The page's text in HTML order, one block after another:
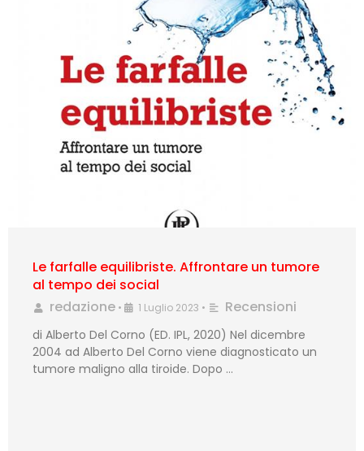
Le farfalle equilibriste. Affrontare un tumore
al tempo dei social
redazione • 1 Luglio 2023 • Recensioni
di Alberto Del Corno (ED. IPL, 2020) Nel dicembre
2004 ad Alberto Del Corno viene diagnosticato un
tumore maligno alla tiroide. Dopo …